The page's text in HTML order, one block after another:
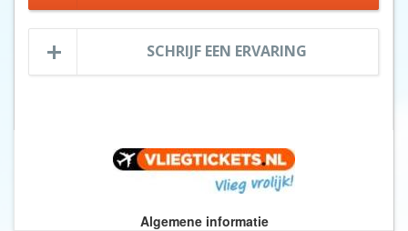
SCHRIJF EEN ERVARING
Algemene informatie